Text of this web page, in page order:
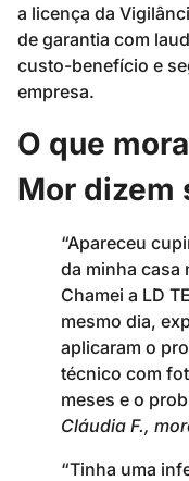
a licença da
de garantia com
custo-benefício e
empresa.
O que
Mor dizem
“Apareceu
da minha casa
Chamei a LD
mesmo dia,
aplicaram o
técnico com
meses e o
Cláudia F.,
“Tinha uma